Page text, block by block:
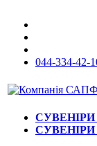
044-334-42-